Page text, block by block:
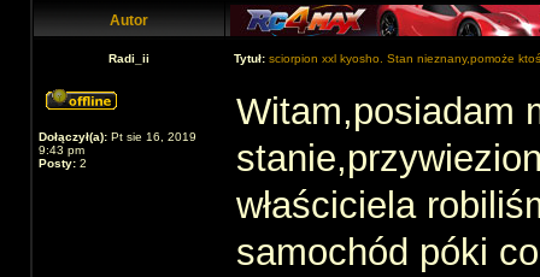
Autor
Radi_ii Tytuł: sciorpion xxl kyosho. Stan nieznany,pomoże
Dołączył(a): Pt sie 16, 2019
9:43 pm
Posty: 2
Witam,posiadam
właściciela
samochód póki